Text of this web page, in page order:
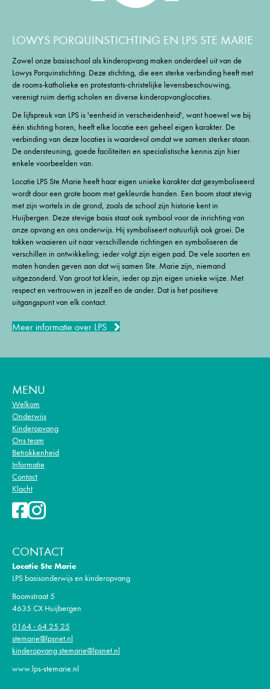
LOWYS PORQUINSTICHTING EN LPS STE MARIE
Zowel onze basisschool als kinderopvang maken onderdeel uit van de
Lowys Porquinstichting. Deze stichting, die een sterke verbinding heeft met
de rooms-katholieke en protestants-christelijke levensbeschouwing,
verenigt ruim dertig scholen en diverse kinderopvanglocaties.
De lijfspreuk van LPS is 'eenheid in verscheidenheid', want hoewel we bij
één stichting horen, heeft elke locatie een geheel eigen karakter. De
verbinding van deze locaties is waardevol omdat we samen sterker staan.
De ondersteuning, goede faciliteiten en specialistische kennis zijn hier
enkele voorbeelden van.
Locatie LPS Ste Marie heeft haar eigen unieke karakter dat gesymboliseerd
wordt door een grote boom met gekleurde handen. Een boom staat stevig
met zijn wortels in de grond, zoals de school zijn historie kent in
Huijbergen. Deze stevige basis staat ook symbool voor de inrichting van
onze opvang en ons onderwijs. Hij symboliseert natuurlijk ook groei. De
takken waaieren uit naar verschillende richtingen en symboliseren de
verschillen in ontwikkeling; ieder volgt zijn eigen pad. De vele soorten en
maten handen geven aan dat wij samen Ste. Marie zijn, niemand
uitgezonderd. Van groot tot klein, ieder op zijn eigen unieke wijze. Met
respect en vertrouwen in jezelf en de ander. Dat is het positieve
uitgangspunt van elk contact.
Meer informatie over LPS
MENU
Welkom
Onderwijs
Kinderopvang
Ons team
Betrokkenheid
Informatie
Contact
Klacht
CONTACT
Locatie Ste Marie
LPS basisonderwijs en kinderopvang
Boomstraat 5
4635 CX Huijbergen
0164 - 64 25 25
stemarie@lpsnet.nl
kinderopvang.stemarie@lpsnet.nl
www.lps-stemarie.nl